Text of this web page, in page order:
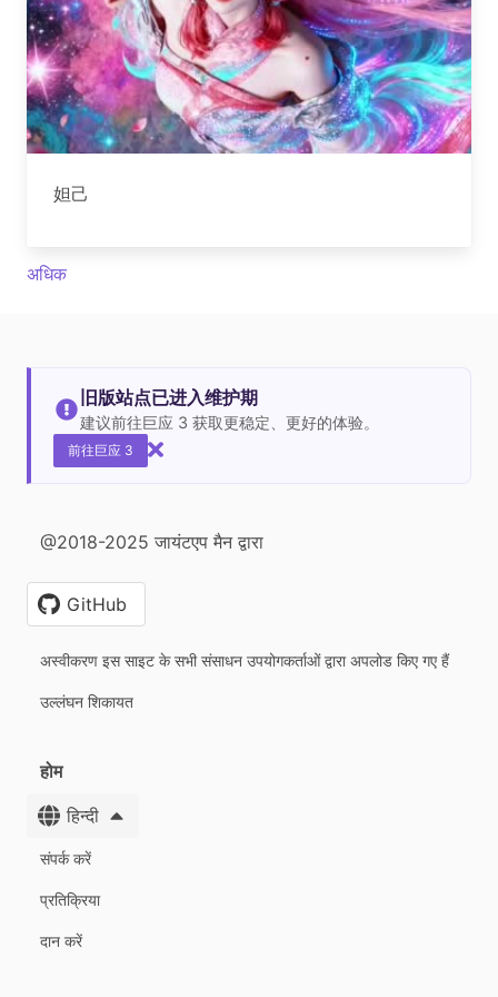
妲己
अधिक
旧版站点已进入维护期
建议前往巨应 3 获取更稳定、更好的体验。
前往巨应 3
@2018-2025 जायंटएप मैन द्वारा
GitHub
अस्वीकरण इस साइट के सभी संसाधन उपयोगकर्ताओं द्वारा अपलोड किए गए हैं
उल्लंघन शिकायत
होम
हिन्दी
संपर्क करें
प्रतिक्रिया
दान करें